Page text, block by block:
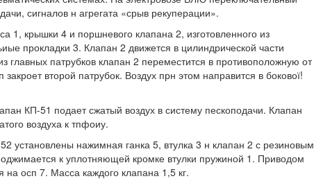
сигналов н агрегата «срыв рекуперации».
1, крышки 4 и поршневого клапана 2, изготовленного из
прокладки 3. Клапан 2 движется в цилиндрической части
главных патрубков клапан 2 переместится в противоположную от
второй патрубок. Воздух прн этом направится в бокової!
КП-51 подает сжатый воздух в систему пескоподачи. Клапан
воздуха к тпфоиу.
установлены нажимная ганка 5, втулка 3 н клапан 2 с резиновым
к уплотняющей кромке втулки пружиной 1. Приводом
на осп 7. Масса каждого клапана 1,5 кг.